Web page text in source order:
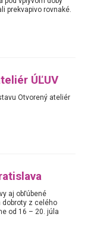
prekvapivo rovnaké.
ÚĽUV
Otvorený ateliér
aj obľúbené
dobroty z celého
od 16 – 20. júla